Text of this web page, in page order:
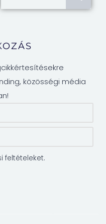
közösségi média
feltételeket.